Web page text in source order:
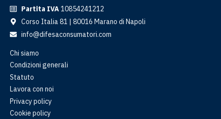
Partita IVA10854241212
Corso Italia 81 | 80016 Marano di Napoli
info@difesaconsumatori.com
Chi siamo
Condizioni generali
Statuto
Lavora con noi
Privacy policy
Cookie policy